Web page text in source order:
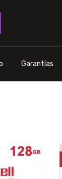
Garantías